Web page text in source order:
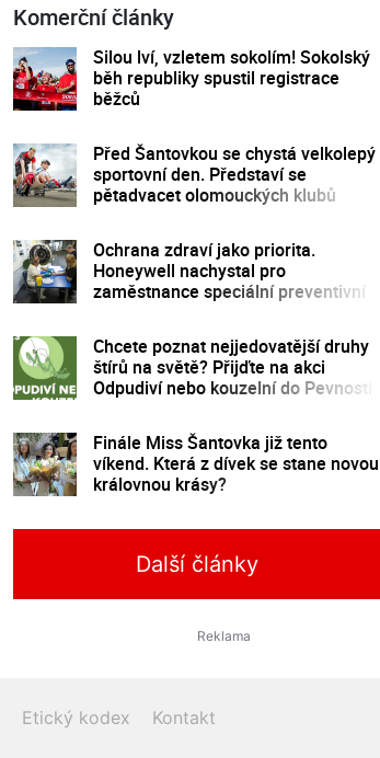
Komerční články
Silou lví, vzletem sokolím! Sokolský
běh republiky spustil registrace
běžců
Před Šantovkou se chystá velkolepý
sportovní den. Představí se
pětadvacet olomouckých klubů
Ochrana zdraví jako priorita.
Honeywell nachystal pro
zaměstnance speciální preventivní
Chcete poznat nejjedovatější druhy
štírů na světě? Přijďte na akci
Odpudiví nebo kouzelní do Pevnosti
Finále Miss Šantovka již tento
víkend. Která z dívek se stane novou
královnou krásy?
Další články
Etický kodex Kontakt